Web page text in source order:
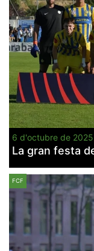
6 d'octubre de 2025
La gran festa
FCF